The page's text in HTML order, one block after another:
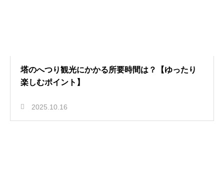
塔のへつり観光にかかる所要時間は？【ゆったり
楽しむポイント】
2025.10.16